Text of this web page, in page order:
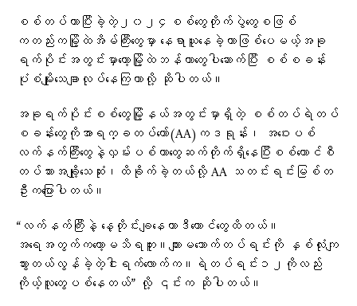
စစ်တပ်ဟာပြီးခဲ့တဲ့၂၀၂၄စစ်တွေတိုက်ပွဲတွေစဖြစ်
ကတည်းကမြို့ထဲအိမ်ကြီးတွေမှာ နေရာယူနေခဲ့တာဖြစ်ပေမယ့်အခု
ရက်ပိုင်းအတွင်းမှာတော့မြို့ထဲဘန်ကာတွေပါဆောက်ပြီး စစ်စခန်း
ပုံစံမျိုးသေချာလုပ်နေကြတာလို့ ဆိုပါတယ်။
အခုရက်ပိုင်းစစ်တွေမြို့နယ်အတွင်းမှာရှိတဲ့ စစ်တပ်ရဲတပ်
စခန်းတွေကိုအာရက္ခတပ်တော်(AA)ကဒရုန်း၊ အဝေးပစ်
လက်နက်ကြီးတွေနဲ့လှမ်းပစ်တာတွေဆက်တိုက်ရှိနေပြီးစစ်ကောင်စီ
တပ်သားအချို့သေဆုံး၊ထိခိုက်ခဲ့တယ်လို့ AA သတင်းရင်းမြစ်တ
ဦးကပြောပါတယ်။
“လက်နက်ကြီးနဲ့ နေ့တိုင်းချနေတာဒီကောင်တွေထိတယ်။
အရေအတွက်ကတော့မသိရဘူး။ကျားမသောက်တပ်ရင်းကို နှစ်လုံးကျ
သွားတယ်လွန်ခဲ့တဲ့ငါးရက်လောက်က။ရဲတပ်ရင်း၁၂ကိုလည်း
ကိုယ့်လူတွေပစ်နေတယ်” လို့ ၎င်းက ဆိုပါတယ်။